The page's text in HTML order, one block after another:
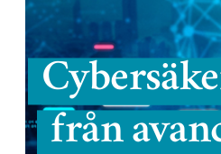
från